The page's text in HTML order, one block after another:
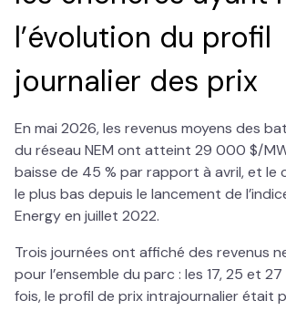
l’évolution du profil
journalier des prix
​En mai 2026, les revenus moyens des
du réseau NEM ont atteint 29 000 $/
baisse de 45 % par rapport à avril, et le
le plus bas depuis le lancement de
Energy en juillet 2022.
Trois journées ont affiché des revenus
pour l’ensemble du parc : les 17, 25 et
fois, le profil de prix intrajournalier était